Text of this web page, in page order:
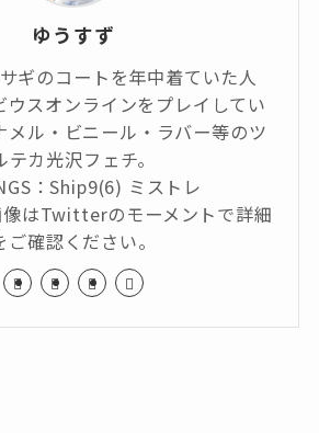
ゆうすず
ギのコートを年中着ていた人
ウスオンラインをプレイしてい
メル・ビニール・ラバー等のツ
テカ光沢フェチ。
：Ship9(6) ミストレ
像はTwitterのモーメントで詳細
ご確認ください。